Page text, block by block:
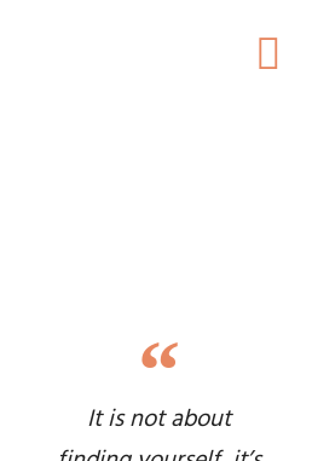
It is not about